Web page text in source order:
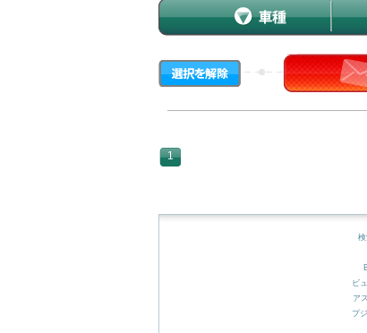
1
ビ
ア
プ